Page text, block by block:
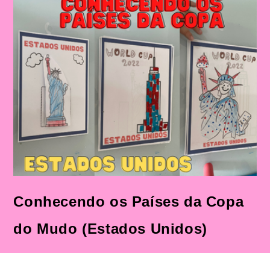
Conhecendo os Países da Copa
do Mudo (Estados Unidos)